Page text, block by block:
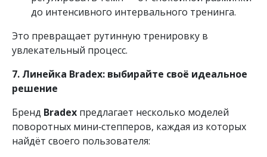
до интенсивного интервального тренинга.
Это превращает рутинную тренировку в
увлекательный процесс.
7. Линейка Bradex: выбирайте своё идеальное
решение
Бренд Bradex предлагает несколько моделей
поворотных мини‑степперов, каждая из которых
найдёт своего пользователя: